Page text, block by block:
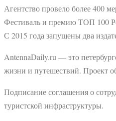
Агентство провело более 400
Фестиваль и премию ТОП 100
С 2015 года запущены два
AntennaDaily.ru — это
жизни и путешествий. Проект
Подписание соглашения о
туристской инфраструктуры.